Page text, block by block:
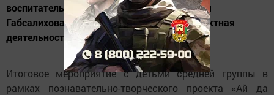
воспитатель детского сада «Айгуль» Рузиля
Габсалихова. Темой заседания стала «Проектная
деятельность в работе с родителями...
Итоговое мероприятие с детьми средней группы в
рамках познавательно-творческого проекта «Ай да